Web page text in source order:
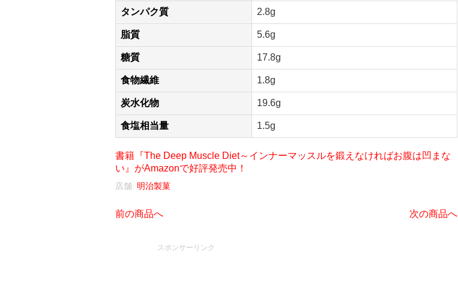
タンパク質 2.8g
脂質 5.6g
糖質 17.8g
食物繊維 1.8g
炭水化物 19.6g
食塩相当量 1.5g
書籍『The Deep Muscle Diet～インナーマッスルを鍛えなければお腹は凹まな
い』がAmazonで好評発売中！
店舗: 明治製菓
前の商品へ 次の商品へ
スポンサーリンク